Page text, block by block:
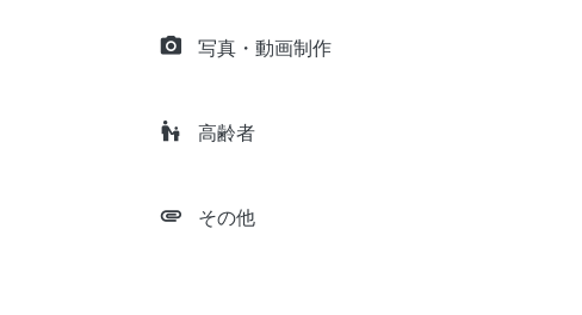
camera_alt 写真・動画制作
escalator_warning 高齢者
attachment その他